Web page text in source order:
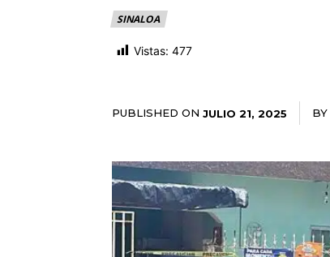
SINALOA
Vistas: 477
PUBLISHED ON JULIO 21, 2025 BY